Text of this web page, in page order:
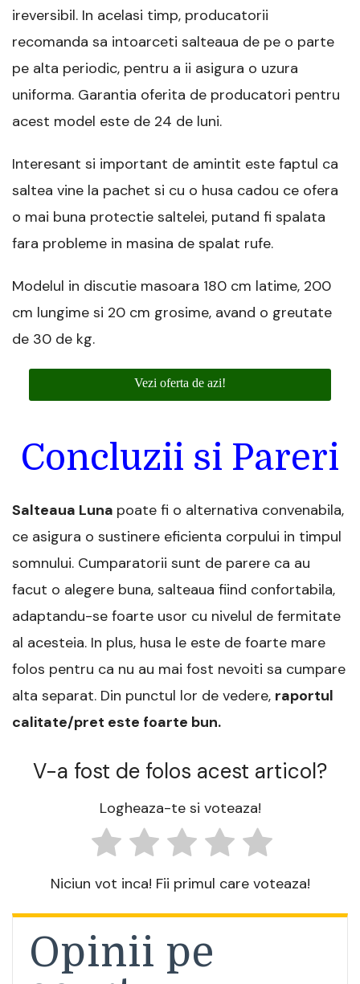
ireversibil. In acelasi timp, producatorii
recomanda sa intoarceti salteaua de pe o parte
pe alta periodic, pentru a ii asigura o uzura
uniforma. Garantia oferita de producatori pentru
acest model este de 24 de luni.
Interesant si important de amintit este faptul ca
saltea vine la pachet si cu o husa cadou ce ofera
o mai buna protectie saltelei, putand fi spalata
fara probleme in masina de spalat rufe.
Modelul in discutie masoara 180 cm latime, 200
cm lungime si 20 cm grosime, avand o greutate
de 30 de kg.
Vezi oferta de azi!
Concluzii si Pareri
Salteaua Luna poate fi o alternativa convenabila,
ce asigura o sustinere eficienta corpului in timpul
somnului. Cumparatorii sunt de parere ca au
facut o alegere buna, salteaua fiind confortabila,
adaptandu-se foarte usor cu nivelul de fermitate
al acesteia. In plus, husa le este de foarte mare
folos pentru ca nu au mai fost nevoiti sa cumpare
alta separat. Din punctul lor de vedere, raportul
calitate/pret este foarte bun.
V-a fost de folos acest articol?
Logheaza-te si voteaza!
Niciun vot inca! Fii primul care voteaza!
Opinii pe